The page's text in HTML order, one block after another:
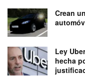
Crean
Ley
hecha